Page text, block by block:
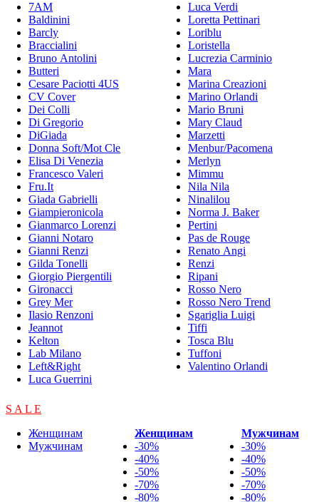
7AM
Baldinini
Barcly
Braccialini
Bruno Antolini
Butteri
Cesare Paciotti 4US
CV Cover
Dei Colli
Di Gregorio
DiGiada
Donna Soft/Mot Cle
Elisa Di Venezia
Francesco Valeri
Fru.It
Giada Gabrielli
Giampieronicola
Gianmarco Lorenzi
Gianni Notaro
Gianni Renzi
Gilda Tonelli
Giorgio Piergentili
Gironacci
Grey Mer
Ilasio Renzoni
Jeannot
Kelton
Lab Milano
Left&Right
Luca Guerrini
Luca Verdi
Loretta Pettinari
Loriblu
Loristella
Lucrezia Carminio
Mara
Marina Creazioni
Marino Orlandi
Mario Bruni
Mary Claud
Marzetti
Menbur/Pacomena
Merlyn
Mimmu
Nila Nila
Ninalilou
Norma J. Baker
Pertini
Pas de Rouge
Renato Angi
Renzi
Ripani
Rosso Nero
Rosso Nero Trend
Sgariglia Luigi
Tiffi
Tosca Blu
Tuffoni
Valentino Orlandi
S A L E
Женщинам
Мужчинам
Женщинам
-30%
-40%
-50%
-70%
-80%
Мужчинам
-30%
-40%
-50%
-70%
-80%